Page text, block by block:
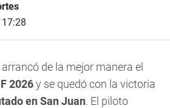
arrancó de la mejor manera el
2026y se quedó con la victoria
en San Juan. El piloto